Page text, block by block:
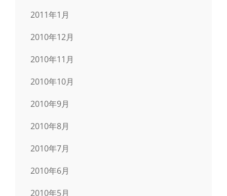
2011年1月
2010年12月
2010年11月
2010年10月
2010年9月
2010年8月
2010年7月
2010年6月
2010年5月